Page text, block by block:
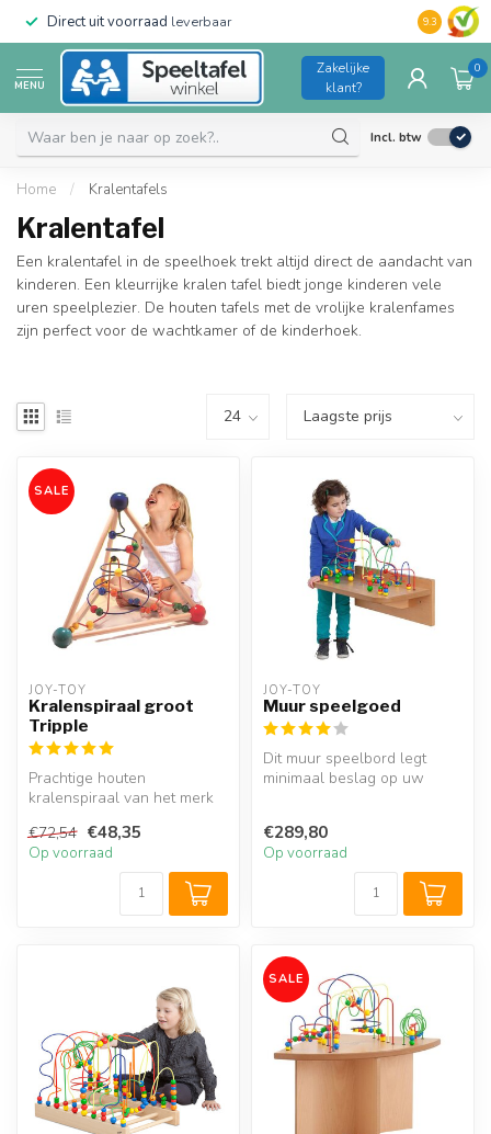
Direct uit voorraad leverbaar Duurzame
9.3
MENU
Zakelijke
klant?
0
Incl. btw
Home / Kralentafels
Kralentafel
Een kralentafel in de speelhoek trekt altijd direct de aandacht van
kinderen. Een kleurrijke kralen tafel biedt jonge kinderen vele
uren speelplezier. De houten tafels met de vrolijke kralenfames
zijn perfect voor de wachtkamer of de kinderhoek.
SALE
JOY-TOY
Kralenspiraal groot
Tripple
Prachtige houten
kralenspiraal van het merk
driehoekige m...
€72,54 €48,35
Op voorraad
JOY-TOY
Muur speelgoed
Dit muur speelbord legt
minimaal beslag op uw
€289,80
Op voorraad
SALE